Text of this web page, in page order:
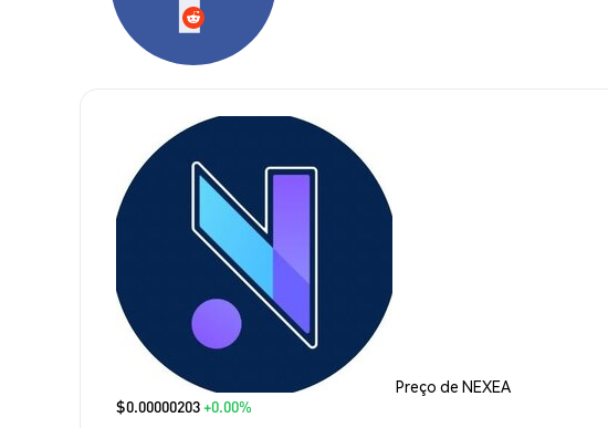
Preço de NEXEA
$0.00000203+0.00%